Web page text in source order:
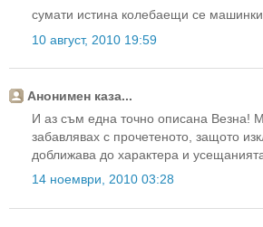
сумати истина колебаещи се
10 август, 2010 19:59
Анонимен каза...
И аз съм една точно описана Везна!
забавлявах с прочетеното, защото
доближава до характера и
14 ноември, 2010 03:28